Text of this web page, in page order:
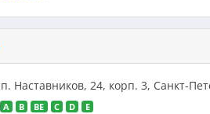
Наставников, 24, корп. 3, Санкт-
A B BE C D E